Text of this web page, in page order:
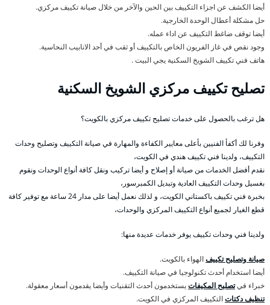
أيضا الكشف عن اجزاء التكييف بين الحين والآخر من خلال صيانة تكييف مركزي.
حل مشكلة أعطال الوحدة الخارجية.
أيضا توقف ضاغط التكييف عن اداء عمله.
وجود نقص في غاز الفريون الخاص بالتكييف أو ثقب في أحد الانابيب النحاسية.
هاتف فني تكييف الشويخ السكنية يجي البيت .
تصليح تكييف مركزي الشويخ السكنية
هل ترغب بالحصول على خدمات تصليح تكييف مركزي بالكويت؟
وفرنا لك أكفأ الفنيين بأعلى معايير الكفاءة والمهارة في صيانة التكييف وتصليح وحدات
التكييف، ولدينا فني تكييف هندي في الكويت،
نقدم أفضل الخدمات من صيانة أو إصلاح و أيضا تركيب ونقل كافة أنواع الوحدات ونقوم
بغسيل وحدات التكييف العادية وتبديل الكمبرسور،
بخبرة فني تكييف باكستاني الكويت، و لذلك نعمل أيضا على مدار 24 ساعة مع توفير كافة
قطع الغيار لجميع أنواع التكييف المركزي والوحدات،
ولدينا فني وحدات تكييف يوفر خدمات عديدة منها:
صيانة وتصليح تكييفالهواء بالكويت.
أيضا استخدام أحدث تكنولوجيا في صيانة التكييف.
خبراء فيتصليح المكيفاتيستخدمون أحدث التقنيات وأيضا يقدمون أسعار معقولة.
تنظيف دكتاتالتكييف المركزي في الكويت.